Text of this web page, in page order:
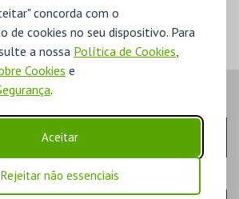
concorda com o
de cookies no seu dispositivo. Para
a nossa Política de Cookies
Cookies e
.
Aceitar
Rejeitar não essenciais